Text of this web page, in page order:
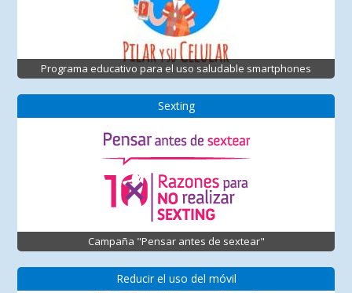
Programa educativo para el uso saludable smartphones
Sexting
Campaña "Pensar antes de sextear"
Reducir el uso del móvil